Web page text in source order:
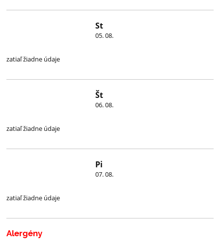
St
05. 08.
zatiaľ žiadne údaje
Št
06. 08.
zatiaľ žiadne údaje
Pi
07. 08.
zatiaľ žiadne údaje
Alergény